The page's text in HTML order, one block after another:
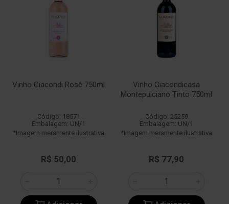
Vinho Giacondi Rosé 750ml
Código: 18571
Embalagem: UN/1
*Imagem meramente ilustrativa
R$ 50,00
Vinho Giacondicasa
Montepulciano Tinto 750ml
Código: 25259
Embalagem: UN/1
*Imagem meramente ilustrativa
R$ 77,90